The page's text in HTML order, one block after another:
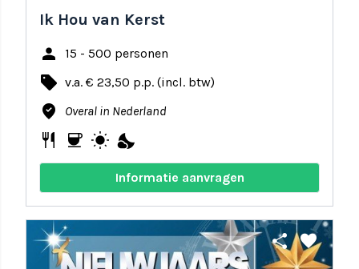
Ik Hou van Kerst
person 15 - 500 personen
local_offer v.a. € 23,50 p.p. (incl. btw)
where_to_vote Overal in Nederland
restaurant coffee wb_sunny nights_stay
Informatie aanvragen
share favorite